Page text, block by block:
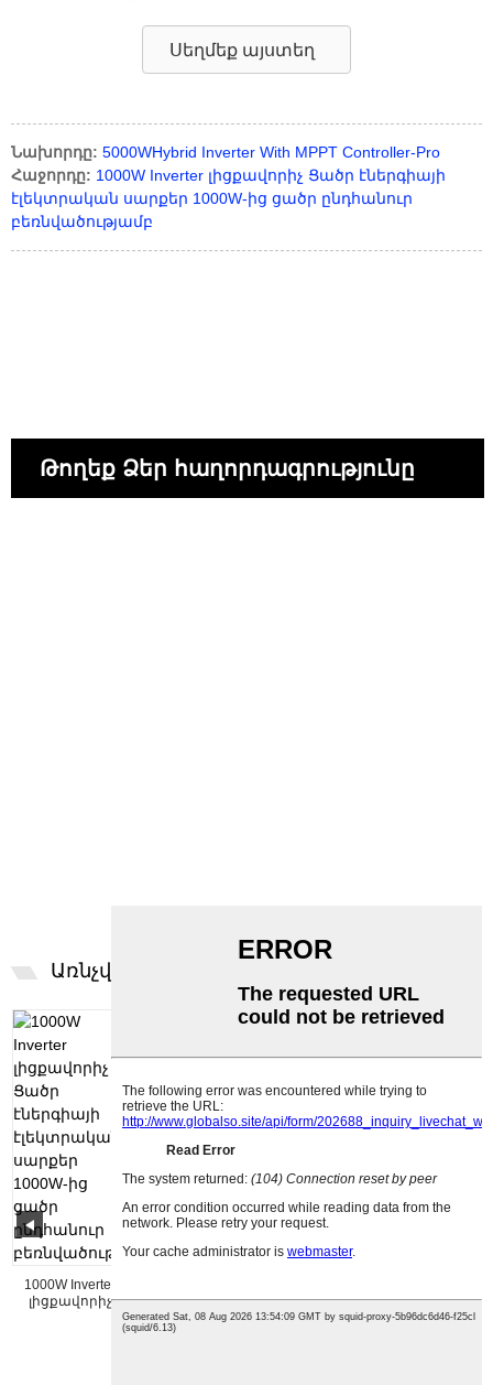
Սեղմեք այստեղ
Նախորդը: 5000WHybrid Inverter With MPPT Controller-Pro
Հաջորդը: 1000W Inverter լիցքավորիչ Ցածր էներգիայի
էլեկտրական սարքեր 1000W-ից ցածր ընդհանուր
բեռնվածությամբ
Թողեք Ձեր հաղորդագրությունը
Առնչվող
1000W Inverter
լիցքավորիչ